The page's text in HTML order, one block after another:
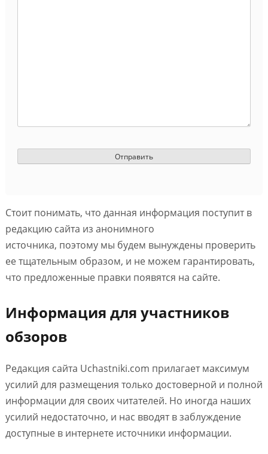
Стоит понимать, что данная информация поступит в
редакцию сайта из анонимного
источника, поэтому мы будем вынуждены проверить
ее тщательным образом, и не можем гарантировать,
что предложенные правки появятся на сайте.
Информация для участников
обзоров
Редакция сайта Uchastniki.com прилагает максимум
усилий для размещения только достоверной и полной
информации для своих читателей. Но иногда наших
усилий недостаточно, и нас вводят в заблуждение
доступные в интернете источники информации.